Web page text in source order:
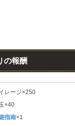
の報酬
レージ×250
×40
指南×1